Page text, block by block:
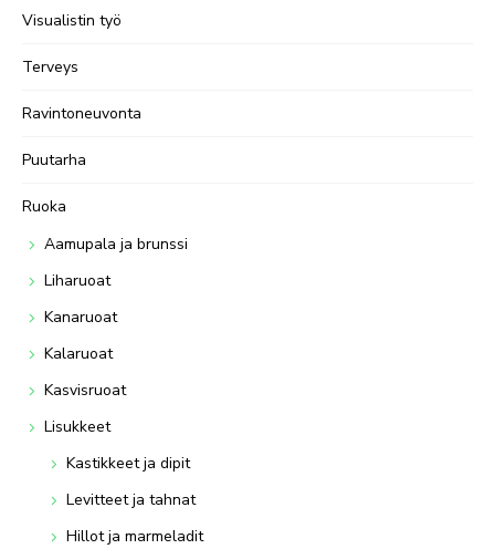
Visualistin työ
Terveys
Ravintoneuvonta
Puutarha
Ruoka
Aamupala ja brunssi
Liharuoat
Kanaruoat
Kalaruoat
Kasvisruoat
Lisukkeet
Kastikkeet ja dipit
Levitteet ja tahnat
Hillot ja marmeladit